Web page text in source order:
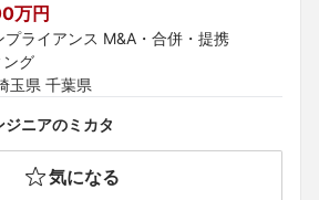
万円
ライアンス M&A・合併・提携
ング
玉県 千葉県
ニアのミカタ
気になる